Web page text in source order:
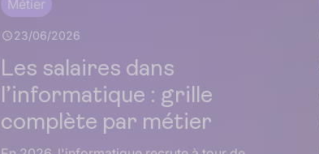
Métier
23/06/2026
Les salaires dans
l’informatique : grille
complète par métier